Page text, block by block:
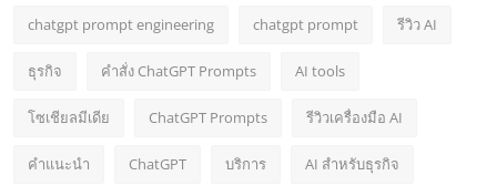
chatgpt prompt engineering chatgpt prompt รีวิว AI
ธุรกิจ คำสั่ง ChatGPT Prompts AI tools
โซเชียลมีเดีย ChatGPT Prompts รีวิวเครื่องมือ AI
คำแนะนำ ChatGPT บริการ AI สำหรับธุรกิจ